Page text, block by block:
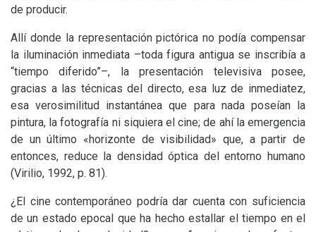
de producir.
Allí donde la representación pictórica no podía compensar
la iluminación inmediata –toda figura antigua se inscribía a
“tiempo diferido”–, la presentación televisiva posee,
gracias a las técnicas del directo, esa luz de inmediatez,
esa verosimilitud instantánea que para nada poseían la
pintura, la fotografía ni siquiera el cine; de ahí la emergencia
de un último «horizonte de visibilidad» que, a partir de
entonces, reduce la densidad óptica del entorno humano
(Virilio, 1992, p. 81).
¿El cine contemporáneo podría dar cuenta con suficiencia
de un estado epocal que ha hecho estallar el tiempo en el